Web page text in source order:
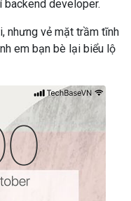
developer.
nhưng vẻ mặt trầm tĩnh
em bạn bè lại biểu lộ